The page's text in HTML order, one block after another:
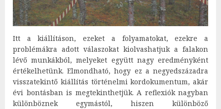
Itt a kiállításon, ezeket a folyamatokat, ezekre a
problémákra adott válaszokat kiolvashatjuk a falakon
lévő munkákból, melyeket együtt nagy eredményként
értékelhetünk. Elmondható, hogy ez a negyedszázadra
visszatekintő kiállítás történelmi kordokumentum, akár
évi bontásban is megtekinthetjük. A reflexiók nagyban
különböznek egymástól, hiszen különböző